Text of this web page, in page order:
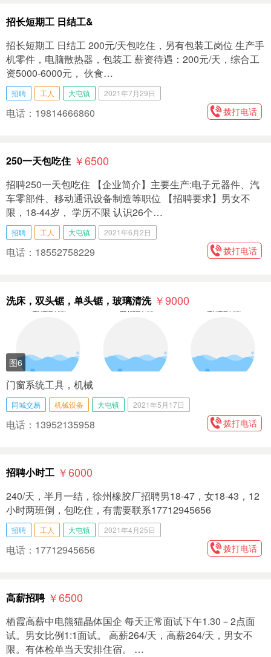
招长短期工 日结工&
招长短期工 日结工 200元/天包吃住，另有包装工岗位 生产手
机零件，电脑散热器，包装工 薪资待遇：200元/天，综合工
资5000-6000元， 伙食…
招聘 工人 大屯镇 2021年7月29日
电话：19814666860 拨打电话
250一天包吃住 ￥6500
招聘250一天包吃住 【企业简介】主要生产:电子元器件、汽
车零部件、移动通讯设备制造等职位 【招聘要求】男女不
限，18-44岁， 学历不限 认识26个…
招聘 工人 大屯镇 2021年6月2日
电话：18552758229 拨打电话
洗床，双头锯，单头锯，玻璃清洗 ￥9000
图6
门窗系统工具，机械
同城交易 机械设备 大屯镇 2021年5月17日
电话：13952135958 拨打电话
招聘小时工 ￥6000
240/天，半月一结，徐州橡胶厂招聘男18-47，女18-43，12
小时两班倒，包吃住，有需要联系17712945656
招聘 工人 大屯镇 2021年4月25日
电话：17712945656 拨打电话
高薪招聘 ￥6500
栖霞高薪中电熊猫晶体国企 每天正常面试下午1.30－2点面
试。男女比例1:1面试。 高薪264/天，高薪264/天，男女不
限。有体检单当天安排住宿。 …